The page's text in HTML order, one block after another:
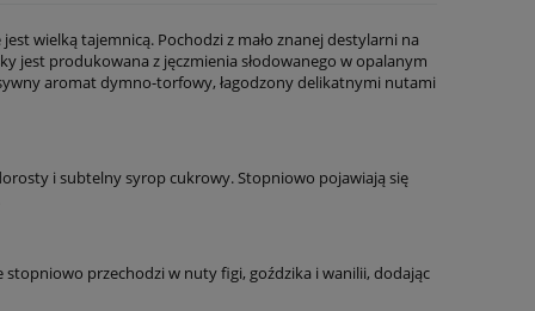
wielką tajemnicą. Pochodzi z mało znanej destylarni na
jest produkowana z jęczmienia słodowanego w opalanym
aromat dymno-torfowy, łagodzony delikatnymi nutami
i subtelny syrop cukrowy. Stopniowo pojawiają się
przechodzi w nuty figi, goździka i wanilii, dodając